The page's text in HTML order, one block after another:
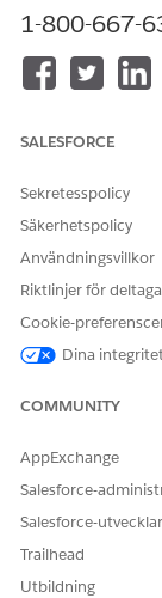
1-800-667-
SALESFORCE
Sekretesspolicy
Säkerhetspolicy
Användningsvillkor
Riktlinjer för
Cookie-
Dina
COMMUNITY
AppExchange
Salesforce-
Salesforce-
Trailhead
Utbildning